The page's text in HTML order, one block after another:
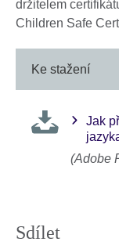
držitelem
Children Safe
Ke stažení
Jak
(Adobe
Sdílet